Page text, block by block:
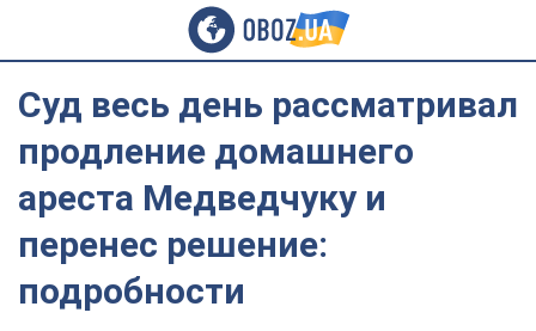
Суд весь день рассматривал
продление домашнего
ареста Медведчуку и
перенес решение:
подробности